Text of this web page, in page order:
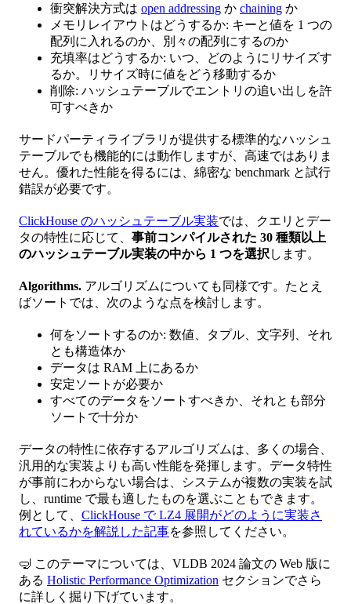
衝突解決方式は open addressing か chaining か
メモリレイアウトはどうするか: キーと値を 1 つの
配列に入れるのか、別々の配列にするのか
充填率はどうするか: いつ、どのようにリサイズす
るか。リサイズ時に値をどう移動するか
削除: ハッシュテーブルでエントリの追い出しを許
可すべきか
サードパーティライブラリが提供する標準的なハッシュ
テーブルでも機能的には動作しますが、高速ではありま
せん。優れた性能を得るには、綿密な benchmark と試行
錯誤が必要です。
ClickHouse のハッシュテーブル実装では、クエリとデー
タの特性に応じて、 事前コンパイルされた 30 種類以上
のハッシュテーブル実装の中から 1 つを選択 します。
Algorithms. アルゴリズムについても同様です。たとえ
ばソートでは、次のような点を検討します。
何をソートするのか: 数値、タプル、文字列、それ
とも構造体か
データは RAM 上にあるか
安定ソートが必要か
すべてのデータをソートすべきか、それとも部分
ソートで十分か
データの特性に依存するアルゴリズムは、多くの場合、
汎用的な実装よりも高い性能を発揮します。データ特性
が事前にわからない場合は、システムが複数の実装を試
し、runtime で最も適したものを選ぶこともできます。
例として、 ClickHouse で LZ4 展開がどのように実装さ
れているかを解説した記事を参照してください。
🤿 このテーマについては、VLDB 2024 論文の Web 版に
ある Holistic Performance Optimization セクションでさら
に詳しく掘り下げています。